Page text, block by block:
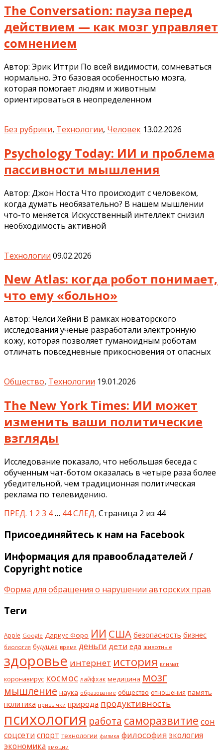
The Conversation: пауза перед
действием — как мозг управляет
сомнением
Автор: Эрик Иттри По всей видимости, сомневаться
нормально. Это базовая особенностью мозга,
которая помогает людям и животным
ориентироваться в неопределенном
Без рубрики, Технологии, Человек 13.02.2026
Psychology Today: ИИ и проблема
пассивности мышления
Автор: Джон Носта Что происходит с человеком,
когда думать необязательно? В нашем мышлении
что-то меняется. Искусственный интеллект снизил
необходимость активной
Технологии 09.02.2026
New Atlas: когда робот понимает,
что ему «больно»
Автор: Челси Хейни В рамках новаторского
исследования ученые разработали электронную
кожу, которая позволяет гуманоидным роботам
отличать повседневные прикосновения от опасных
Общество, Технологии 19.01.2026
The New York Times: ИИ может
изменить ваши политические
взгляды
Исследование показало, что небольшая беседа с
обученным чат-ботом оказалась в четыре раза более
убедительной, чем традиционная политическая
реклама по телевидению.
ПРЕД. 1 2 3 4… 44СЛЕД, Страница 2 из 44
Присоединяйтесь к нам на Facebook
Информация для правообладателей /
Copyright notice
Форма для обращения о нарушении авторских прав
Теги
Apple Google Дариус Форо ИИ США безопасность бизнес
биология будущее время деньги дети еда животные
здоровье интернет история климат
коронавирус космос лайфхак медицина мозг
мышление наука образование общество отношения память
политика привычки природа продуктивность
психология работа саморазвитие сон
соцсети спорт технологии физика философия экология
экономика эмоции